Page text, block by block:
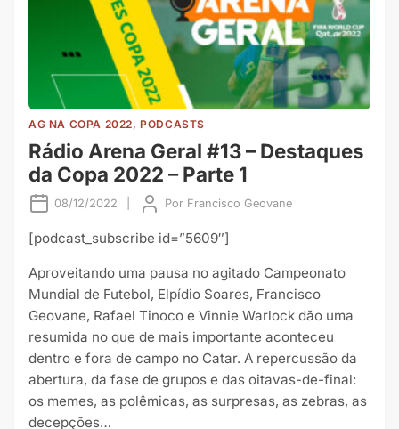
AG NA COPA 2022, PODCASTS
Rádio Arena Geral #13 – Destaques
da Copa 2022 – Parte 1
08/12/2022 Por Francisco Geovane
[podcast_subscribe id=”5609″]
Aproveitando uma pausa no agitado Campeonato
Mundial de Futebol, Elpídio Soares, Francisco
Geovane, Rafael Tinoco e Vinnie Warlock dão uma
resumida no que de mais importante aconteceu
dentro e fora de campo no Catar. A repercussão da
abertura, da fase de grupos e das oitavas-de-final:
os memes, as polêmicas, as surpresas, as zebras, as
decepções…